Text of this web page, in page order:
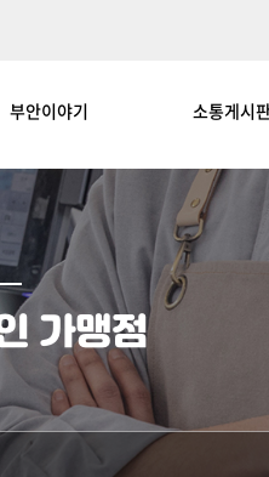
부안이야기 소통게시
가맹점